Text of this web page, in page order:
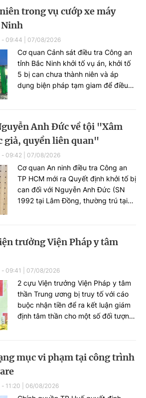
đã ban hành cáo trạng truy tố Lê
Văn Đông cùng loạt đối tượng...
trong vụ cướp xe máy
Ninh
09:44 07/08/2026
Cơ quan Cảnh sát điều tra Công an
tỉnh Bắc Ninh khởi tố vụ án, khởi tố
5 bị can chưa thành niên và áp
dụng biện pháp tạm giam để điều
Anh Đức về tội "Xâm
giả, quyền liên quan"
09:42 07/08/2026
Cơ quan An ninh điều tra Công an
TP HCM mới ra Quyết định khởi tố bị
can đối với Nguyễn Anh Đức (SN
1992 tại Lâm Đồng, thường trú tại
luật Hình sự năm 2015.
trưởng Viện Pháp y tâm
09:41 07/08/2026
2 cựu Viện trưởng Viện Pháp y tâm
thần Trung ương bị truy tố với cáo
buộc nhận tiền để ra kết luận giám
định tâm thần cho một số đối tượng
mục vi phạm tại công trình
11:20 06/08/2026